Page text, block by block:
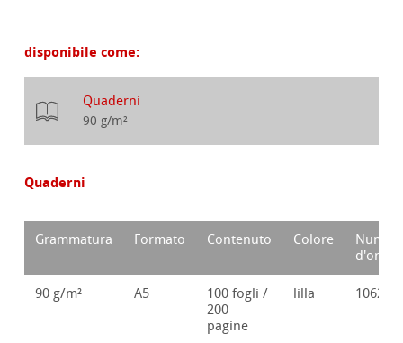
disponibile come:
Quaderni
90 g/m²
Quaderni
Grammatura Formato Contenuto Colore
90 g/m² A5
100 fogli /
200
pagine
lilla